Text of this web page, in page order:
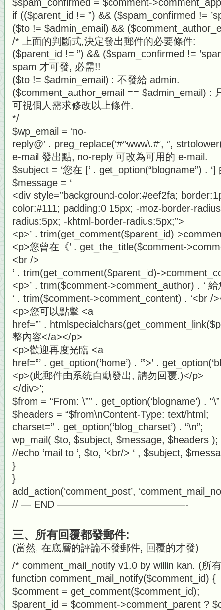
$spam_confirmed = $comment-
if (($parent_id != ”) && ($spam_confirmed !=
($to != $admin_email) &&
/* 上面的判斷式,決定發出郵件的必要條件:
($parent_id != ”) && ($spam_confirmed !=
spam 才可發, 必需!!
($to != $admin_email) : 不發給 admin.
($comment_author_email == $admin_email) :
可視個人需求修改以上條件.
*/
$wp_email = ‘no-
reply@’ . preg_replace(‘#^www\.#’, ”,
e-mail 發出點, no-reply 可改為可用的 e-mail.
$subject = ‘您在 [‘ . get_option(“blogname”) . ‘]
$message = ‘
<div style=”background-color:#eef2fa;
color:#111; padding:0 15px; -moz-border-
radius:5px; -khtml-border-radius:5px;”>
<p>’ . trim(get_comment($parent_id)-
<p>您曾在《’ . get_the_title($comment-
<br />
‘ . trim(get_comment($parent_id)-
<p>’ . trim($comment->comment_author) . ‘
‘ . trim($comment->comment_content) . ‘<br /
<p>您可以點擊 <a
href=”’ .
整內容</a></p>
<p>歡迎再度光臨 <a
href=”’ . get_option(‘home’) . ‘”>’ .
<p>(此郵件由系統自動發出, 請勿回覆.)</p>
</div>’;
$from = “From: \”” . get_option(‘blogname’) .
$headers = “$from\nContent-Type: text/html;
charset=” . get_option(‘blog_charset’) . “\n”;
wp_mail( $to, $subject, $message, $headers );
//echo ‘mail to ‘, $to, ‘<br/> ‘ , $subject,
}
}
add_action(‘comment_post’,
// — END —————————————-
三、所有回覆都發郵件:
(當然, 在底層的評論不發郵件, 回覆的才發)
/* comment_mail_notify v1.0 by willin kan. (所
function comment_mail_notify($comment_id) {
$comment = get_comment($comment_id);
$parent_id = $comment->comment_parent ?